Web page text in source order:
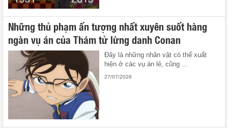
Những thủ phạm ấn tượng nhất xuyên suốt hàng
ngàn vụ án của Thám tử lừng danh Conan
Đây là những nhân vật có thể xuất
hiện ở các vụ án lẻ, cũng ...
27/07/2026